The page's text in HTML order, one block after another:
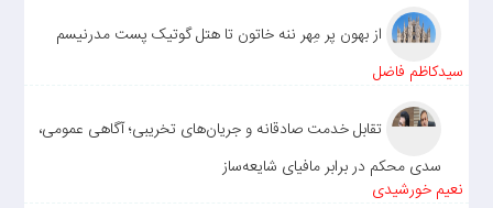
از بهون پر مِهر ننه خاتون تا هتل گوتیک پست مدرنیسم
سیدکاظم فاضل
تقابل خدمت صادقانه و جریان‌های تخریبی؛ آگاهی عمومی،
سدی محکم در برابر مافیای شایعه‌ساز
نعیم خورشیدی